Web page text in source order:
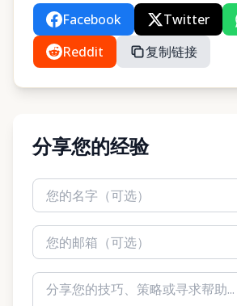
Facebook Twitter
Reddit
复制链接
分享您的经验